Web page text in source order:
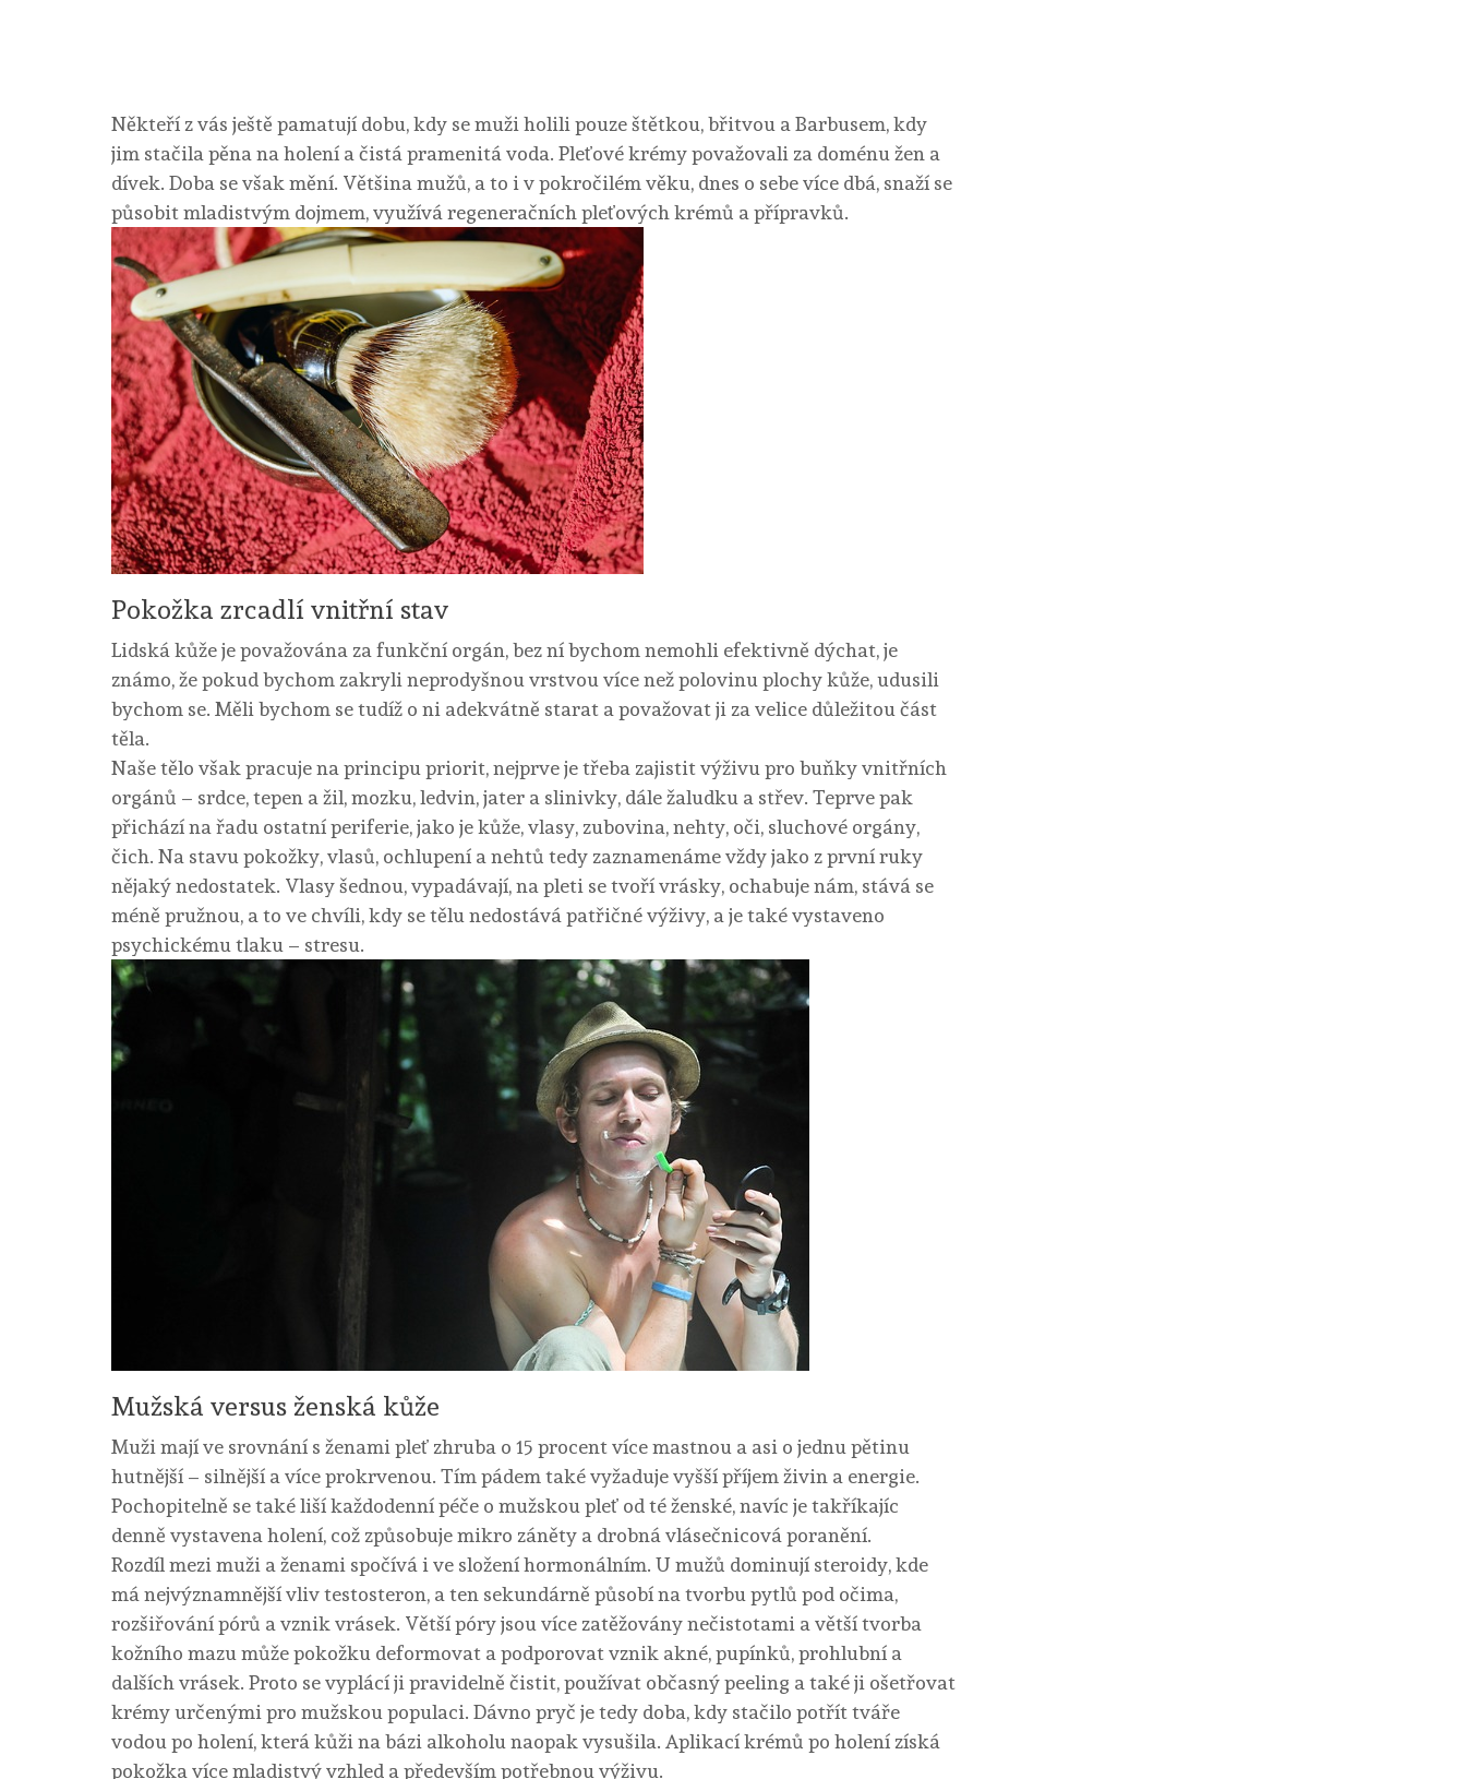
Někteří z vás ještě pamatují dobu, kdy se muži holili pouze štětkou, břitvou a Barbusem, kdy
jim stačila pěna na holení a čistá pramenitá voda. Pleťové krémy považovali za doménu žen a
dívek. Doba se však mění. Většina mužů, a to i v pokročilém věku, dnes o sebe více dbá, snaží se
působit mladistvým dojmem, využívá regeneračních pleťových krémů a přípravků.
Pokožka zrcadlí vnitřní stav
Lidská kůže je považována za funkční orgán, bez ní bychom nemohli efektivně dýchat, je
známo, že pokud bychom zakryli neprodyšnou vrstvou více než polovinu plochy kůže, udusili
bychom se. Měli bychom se tudíž o ni adekvátně starat a považovat ji za velice důležitou část
těla.
Naše tělo však pracuje na principu priorit, nejprve je třeba zajistit výživu pro buňky vnitřních
orgánů – srdce, tepen a žil, mozku, ledvin, jater a slinivky, dále žaludku a střev. Teprve pak
přichází na řadu ostatní periferie, jako je kůže, vlasy, zubovina, nehty, oči, sluchové orgány,
čich. Na stavu pokožky, vlasů, ochlupení a nehtů tedy zaznamenáme vždy jako z první ruky
nějaký nedostatek. Vlasy šednou, vypadávají, na pleti se tvoří vrásky, ochabuje nám, stává se
méně pružnou, a to ve chvíli, kdy se tělu nedostává patřičné výživy, a je také vystaveno
psychickému tlaku – stresu.
Mužská versus ženská kůže
Muži mají ve srovnání s ženami pleť zhruba o 15 procent více mastnou a asi o jednu pětinu
hutnější – silnější a více prokrvenou. Tím pádem také vyžaduje vyšší příjem živin a energie.
Pochopitelně se také liší každodenní péče o mužskou pleť od té ženské, navíc je takříkajíc
denně vystavena holení, což způsobuje mikro záněty a drobná vlásečnicová poranění.
Rozdíl mezi muži a ženami spočívá i ve složení hormonálním. U mužů dominují steroidy, kde
má nejvýznamnější vliv testosteron, a ten sekundárně působí na tvorbu pytlů pod očima,
rozšiřování pórů a vznik vrásek. Větší póry jsou více zatěžovány nečistotami a větší tvorba
kožního mazu může pokožku deformovat a podporovat vznik akné, pupínků, prohlubní a
dalších vrásek. Proto se vyplácí ji pravidelně čistit, používat občasný peeling a také ji ošetřovat
krémy určenými pro mužskou populaci. Dávno pryč je tedy doba, kdy stačilo potřít tváře
vodou po holení, která kůži na bázi alkoholu naopak vysušila. Aplikací krémů po holení získá
pokožka více mladistvý vzhled a především potřebnou výživu.